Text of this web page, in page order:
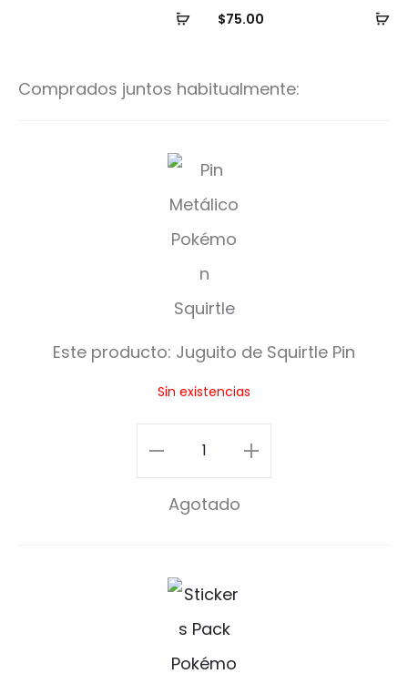
Añadir
$75.00
Comprados juntos habitualmente:
J
u
g
u
i
o
d
S
q
u
Este producto: Juguito de Squirtle Pin
Sin existencias
Juguito
de
Squirtle
Pin
cantidad
Agotado
S
t
i
c